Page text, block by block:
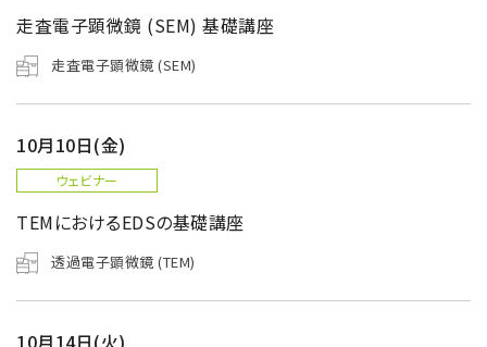
走査電子顕微鏡 (SEM) 基礎講座
走査電子顕微鏡 (SEM)
10月10日(金)
ウェビナー
TEMにおけるEDSの基礎講座
透過電子顕微鏡 (TEM)
10月14日(火)